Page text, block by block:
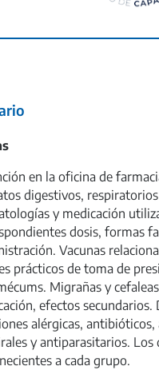
en la oficina de
digestivos,
y medicación
dosis, formas
Vacunas
prácticos de toma de
Migrañas y
efectos
alérgicas,
y antiparasitarios.
a cada grupo.